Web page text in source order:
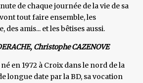
de chaque journée de la vie de sa
tout faire ensemble, les
des amis... et les bêtises aussi.
Christophe CAZENOVE
en 1972 à Croix dans le nord de la
longue date par la BD, sa vocation